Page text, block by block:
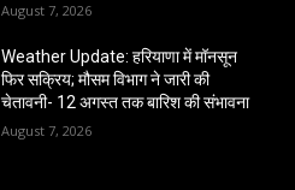
August 7, 2026
Weather Update: हरियाणा में मॉनसून
फिर सक्रिय; मौसम विभाग ने जारी की
चेतावनी- 12 अगस्त तक बारिश की संभावना
August 7, 2026